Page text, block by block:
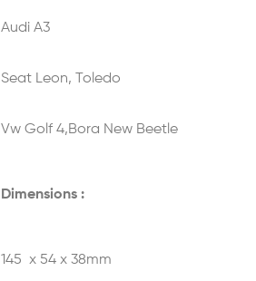
Audi A3
Seat Leon, Toledo
Vw Golf 4,Bora New Beetle
Dimensions :
145 x 54 x 38mm